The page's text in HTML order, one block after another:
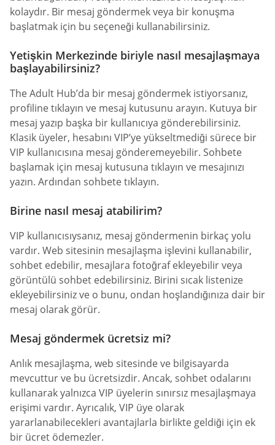
kolaydır. Bir mesaj göndermek veya bir konuşma
başlatmak için bu seçeneği kullanabilirsiniz.
Yetişkin Merkezinde biriyle nasıl mesajlaşmaya
başlayabilirsiniz?
The Adult Hub’da bir mesaj göndermek istiyorsanız,
profiline tıklayın ve mesaj kutusunu arayın. Kutuya bir
mesaj yazıp başka bir kullanıcıya gönderebilirsiniz.
Klasik üyeler, hesabını VIP’ye yükseltmediği sürece bir
VIP kullanıcısına mesaj gönderemeyebilir. Sohbete
başlamak için mesaj kutusuna tıklayın ve mesajınızı
yazın. Ardından sohbete tıklayın.
Birine nasıl mesaj atabilirim?
VIP kullanıcısıysanız, mesaj göndermenin birkaç yolu
vardır. Web sitesinin mesajlaşma işlevini kullanabilir,
sohbet edebilir, mesajlara fotoğraf ekleyebilir veya
görüntülü sohbet edebilirsiniz. Birini sıcak listenize
ekleyebilirsiniz ve o bunu, ondan hoşlandığınıza dair bir
mesaj olarak görür.
Mesaj göndermek ücretsiz mi?
Anlık mesajlaşma, web sitesinde ve bilgisayarda
mevcuttur ve bu ücretsizdir. Ancak, sohbet odalarını
kullanarak yalnızca VIP üyelerin sınırsız mesajlaşmaya
erişimi vardır. Ayrıcalık, VIP üye olarak
yararlanabilecekleri avantajlarla birlikte geldiği için ek
bir ücret ödemezler.